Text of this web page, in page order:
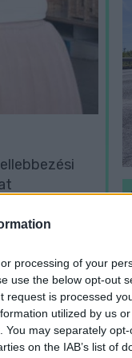
processing of your
use the below opt-out
request is processed
utilized by us
may separately
on the IAB’s list of
töltötte.
azonban
kétséget